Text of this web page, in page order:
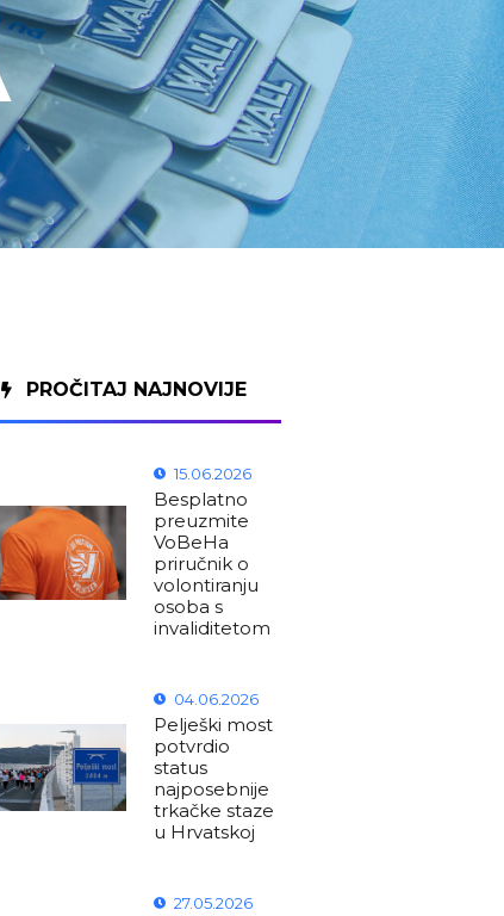
PROČITAJ NAJNOVIJE
15.06.2026
Besplatno
preuzmite
VoBeHa
priručnik o
volontiranju
osoba s
invaliditetom
04.06.2026
Pelješki most
potvrdio
status
najposebnije
trkačke staze
u Hrvatskoj
27.05.2026